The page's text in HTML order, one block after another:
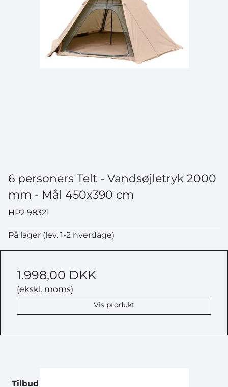
6 personers Telt - Vandsøjletryk 2000
mm - Mål 450x390 cm
HP2 98321
På lager (lev. 1-2 hverdage)
1.998,00 DKK
(ekskl. moms)
Vis produkt
Tilbud